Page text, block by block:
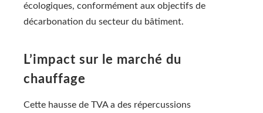
écologiques, conformément aux objectifs de
décarbonation du secteur du bâtiment.
L’impact sur le marché du
chauffage
Cette hausse de TVA a des répercussions